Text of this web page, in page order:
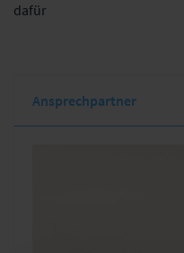
dafür
Ansprechpartner